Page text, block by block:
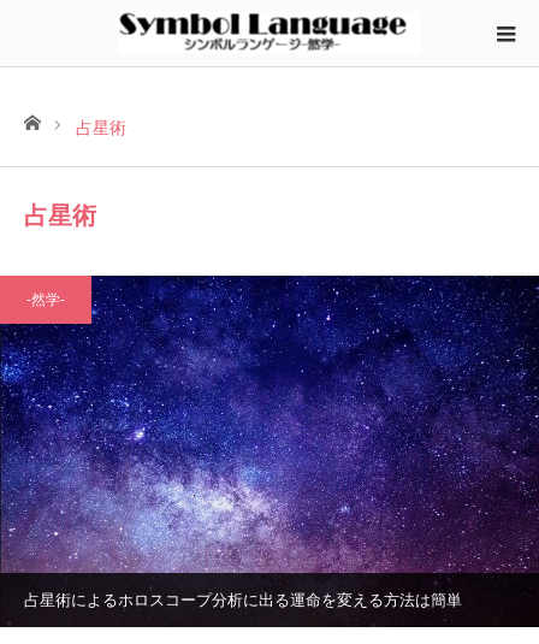
ホーム占星術
占星術
-然学-
占星術によるホロスコープ分析に出る運命を変える方法は簡単